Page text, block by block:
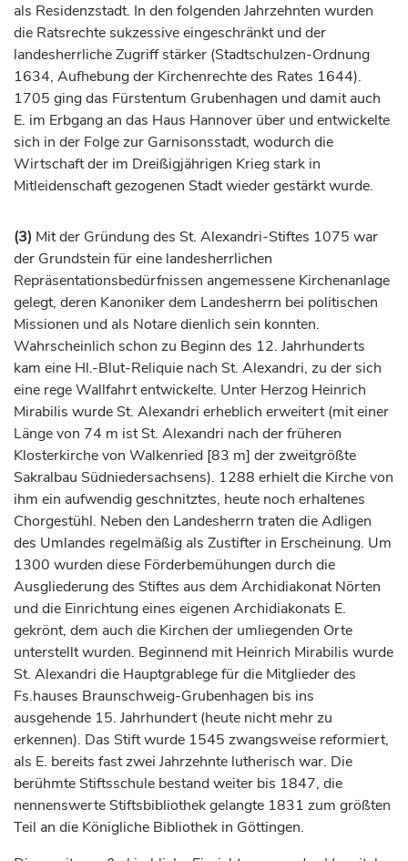
als Residenzstadt. In den folgenden Jahrzehnten wurden
die Ratsrechte sukzessive eingeschränkt und der
landesherrliche Zugriff stärker (Stadtschulzen-Ordnung
1634, Aufhebung der Kirchenrechte des Rates 1644).
1705 ging das Fürstentum Grubenhagen und damit auch
E. im Erbgang an das Haus Hannover über und entwickelte
sich in der Folge zur Garnisonsstadt, wodurch die
Wirtschaft der im Dreißigjährigen Krieg stark in
Mitleidenschaft gezogenen Stadt wieder gestärkt wurde.
(3) Mit der Gründung des St. Alexandri-Stiftes 1075 war
der Grundstein für eine landesherrlichen
Repräsentationsbedürfnissen angemessene Kirchenanlage
gelegt, deren Kanoniker dem Landesherrn bei politischen
Missionen und als Notare dienlich sein konnten.
Wahrscheinlich schon zu Beginn des 12. Jahrhunderts
kam eine Hl.-Blut-Reliquie nach St. Alexandri, zu der sich
eine rege Wallfahrt entwickelte. Unter Herzog Heinrich
Mirabilis wurde St. Alexandri erheblich erweitert (mit einer
Länge von 74 m ist St. Alexandri nach der früheren
Klosterkirche von Walkenried [83 m] der zweitgrößte
Sakralbau Südniedersachsens). 1288 erhielt die Kirche von
ihm ein aufwendig geschnitztes, heute noch erhaltenes
Chorgestühl. Neben den Landesherrn traten die Adligen
des Umlandes regelmäßig als Zustifter in Erscheinung. Um
1300 wurden diese Förderbemühungen durch die
Ausgliederung des Stiftes aus dem Archidiakonat Nörten
und die Einrichtung eines eigenen Archidiakonats E.
gekrönt, dem auch die Kirchen der umliegenden Orte
unterstellt wurden. Beginnend mit Heinrich Mirabilis wurde
St. Alexandri die Hauptgrablege für die Mitglieder des
Fs.hauses Braunschweig-Grubenhagen bis ins
ausgehende 15. Jahrhundert(heute nicht mehr zu
erkennen). Das Stift wurde 1545 zwangsweise reformiert,
als E. bereits fast zwei Jahrzehnte lutherisch war. Die
berühmte Stiftsschule bestand weiter bis 1847, die
nennenswerte Stiftsbibliothek gelangte 1831 zum größten
Teil an die Königliche Bibliothek in Göttingen.